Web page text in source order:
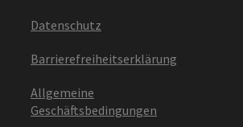
Datenschutz
Barrierefreiheitserklärung
Allgemeine
Geschäftsbedingungen